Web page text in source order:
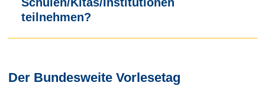
teilnehmen?
Der Bundesweite Vorlesetag